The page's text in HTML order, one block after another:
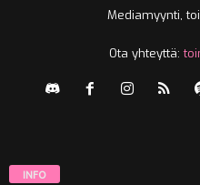
Mediamyynti,
Ota yhteyttä:
INFO